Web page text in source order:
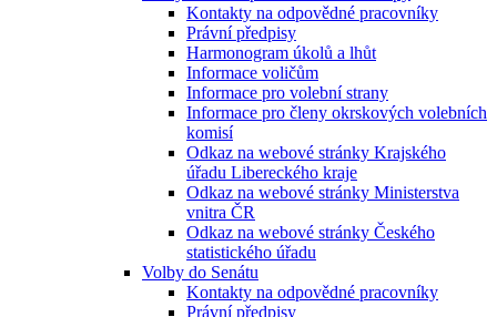
Kontakty na odpovědné pracovníky
Právní předpisy
Harmonogram úkolů a lhůt
Informace voličům
Informace pro volební strany
Informace pro členy okrskových volebních
komisí
Odkaz na webové stránky Krajského
úřadu Libereckého kraje
Odkaz na webové stránky Ministerstva
vnitra ČR
Odkaz na webové stránky Českého
statistického úřadu
Volby do Senátu
Kontakty na odpovědné pracovníky
Právní předpisy